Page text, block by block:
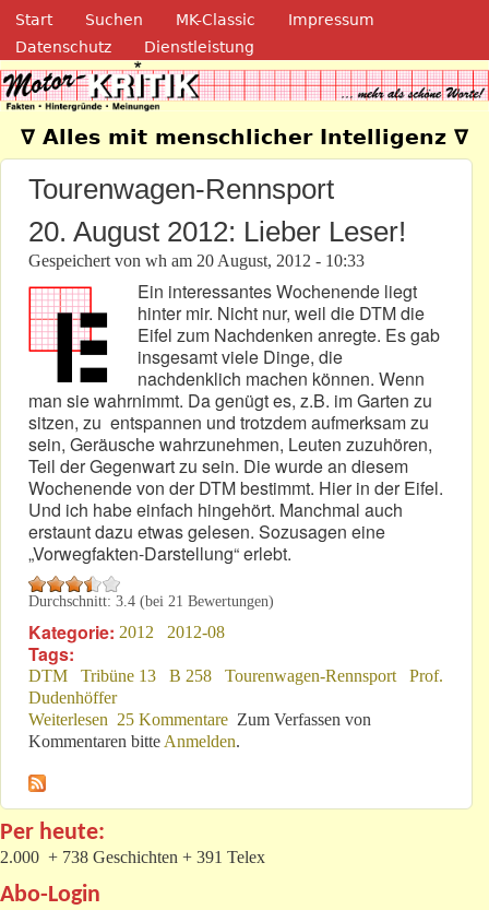
Direkt zum Inhalt
Navigation
Start Suchen MK-Classic
Impressum
Datenschutz
Dienstleistung
Motor-Kritik.de
∇ Alles mit menschlicher Intelligenz ∇
Tourenwagen-Rennsport
20. August 2012: Lieber Leser!
Gespeichert von wh am 20 August, 2012 - 10:33
Ein interessantes Wochenende liegt
hinter mir. Nicht nur, weil die DTM die
Eifel zum Nachdenken anregte. Es gab
insgesamt viele Dinge, die
nachdenklich machen können. Wenn
man sie wahrnimmt. Da genügt es, z.B. im Garten zu
sitzen, zu entspannen und trotzdem aufmerksam zu
sein, Geräusche wahrzunehmen, Leuten zuzuhören,
Teil der Gegenwart zu sein. Die wurde an diesem
Wochenende von der DTM bestimmt. Hier in der Eifel.
Und ich habe einfach hingehört. Manchmal auch
erstaunt dazu etwas gelesen. Sozusagen eine
„Vorwegfakten-Darstellung“ erlebt.
Durchschnitt: 3.4 (bei 21 Bewertungen)
Kategorie: 2012 2012-08
Tags:
DTM Tribüne 13 B 258 Tourenwagen-Rennsport
Prof.
Dudenhöffer
Weiterlesen über 20. August 2012: Lieber Leser!
25 Kommentare Zum Verfassen von
Kommentaren bitte Anmelden.
Per heute:
2.000 + 738 Geschichten + 391 Telex
Abo-Login